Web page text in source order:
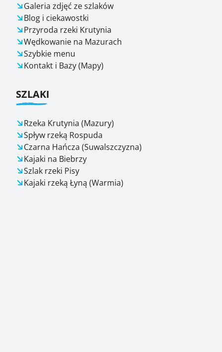
Galeria zdjęć ze szlaków
Blog i ciekawostki
Przyroda rzeki Krutynia
Wędkowanie na Mazurach
Szybkie menu
Kontakt i Bazy (Mapy)
SZLAKI
Rzeka Krutynia (Mazury)
Spływ rzeką Rospuda
Czarna Hańcza (Suwalszczyzna)
Kajaki na Biebrzy
Szlak rzeki Pisy
Kajaki rzeką Łyną (Warmia)